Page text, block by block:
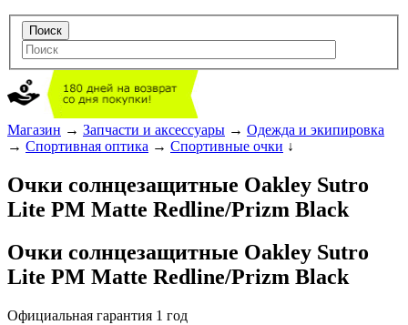
Магазин → Запчасти и аксессуары → Одежда и экипировка
→ Спортивная оптика → Спортивные очки ↓
Очки солнцезащитные Oakley Sutro
Lite PM Matte Redline/Prizm Black
Очки солнцезащитные Oakley Sutro
Lite PM Matte Redline/Prizm Black
Официальная гарантия 1 год